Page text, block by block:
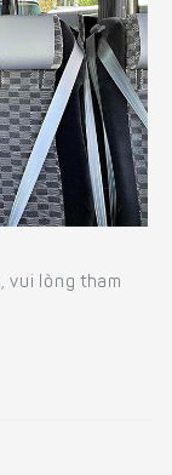
vui lòng tham